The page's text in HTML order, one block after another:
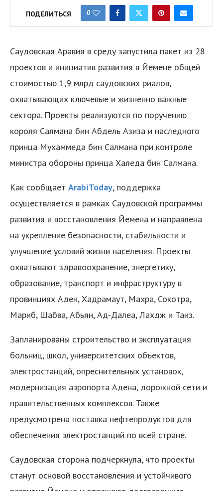
ПОДЕЛИТЬСЯ 0
Саудовская Аравия в среду запустила пакет из 28
проектов и инициатив развития в Йемене общей
стоимостью 1,9 млрд саудовских риалов,
охватывающих ключевые и жизненно важные
сектора. Проекты реализуются по поручению
короля Салмана бин Абдель Азиза и наследного
принца Мухаммеда бин Салмана при контроле
министра обороны принца Халеда бин Салмана.
Как сообщает ArabiToday, поддержка
осуществляется в рамках Саудовской программы
развития и восстановления Йемена и направлена
на укрепление безопасности, стабильности и
улучшение условий жизни населения. Проекты
охватывают здравоохранение, энергетику,
образование, транспорт и инфраструктуру в
провинциях Аден, Хадрамаут, Махра, Сокотра,
Мариб, Шабва, Абьян, Ад-Далеа, Лахдж и Таиз.
Запланированы строительство и эксплуатация
больниц, школ, университетских объектов,
электростанций, опреснительных установок,
модернизация аэропорта Адена, дорожной сети и
правительственных комплексов. Также
предусмотрена поставка нефтепродуктов для
обеспечения электростанций по всей стране.
Саудовская сторона подчеркнула, что проекты
станут основой восстановления и устойчивого